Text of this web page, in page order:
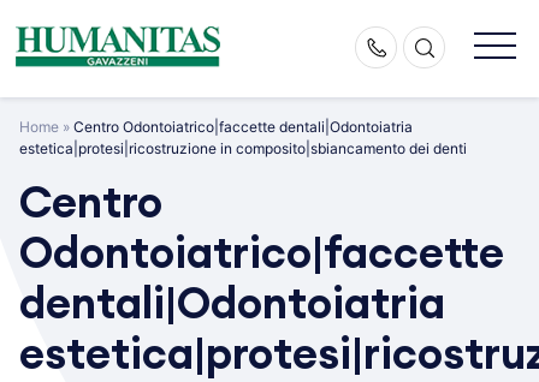
content
Home » Centro Odontoiatrico|faccette dentali|Odontoiatria
estetica|protesi|ricostruzione in composito|sbiancamento dei denti
Centro
Odontoiatrico|faccette
dentali|Odontoiatria